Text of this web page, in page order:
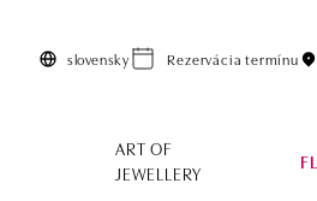
slovensky Rezervácia termínu
ART OF
JEWELLERY